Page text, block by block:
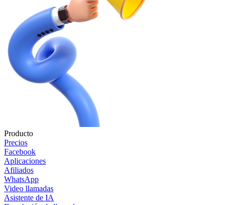
Producto
Precios
Facebook
Aplicaciones
Afiliados
WhatsApp
Video llamadas
Asistente de IA